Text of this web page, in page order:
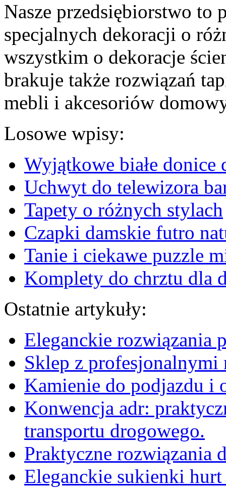
Nasze przedsiębiorstwo to
specjalnych dekoracji o
wszystkim o dekoracje
brakuje także rozwiązań
mebli i akcesoriów
Losowe wpisy:
Wyjątkowe białe donice
Uchwyt do telewizora
Tapety o różnych stylach
Czapki damskie futro
Tanie i ciekawe puzzle
Komplety do chrztu dla
Ostatnie artykuły:
Eleganckie rozwiązania
Sklep z profesjonalnymi
Kamienie do podjazdu i
Konwencja adr:
transportu drogowego.
Praktyczne rozwiązania
Eleganckie sukienki